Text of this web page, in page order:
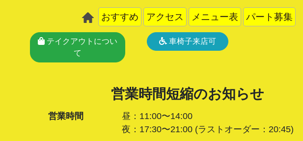
おすすめ アクセス メニュー表 パート募集
テイクアウトについ
て
車椅子来店可
営業時間短縮のお知らせ
営業時間
昼：11:00〜14:00
夜：17:30〜21:00(ラストオーダー：20:45)